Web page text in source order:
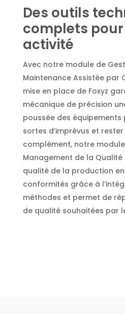
Des outils
complets
activité
Avec notre module de
Maintenance Assistée par
mise en place de Foxyz
mécanique de précision
poussée des
sortes d’imprévus et
complément, notre
Management de la
qualité de la production
conformités grâce à
méthodes et permet de
de qualité souhaitées par